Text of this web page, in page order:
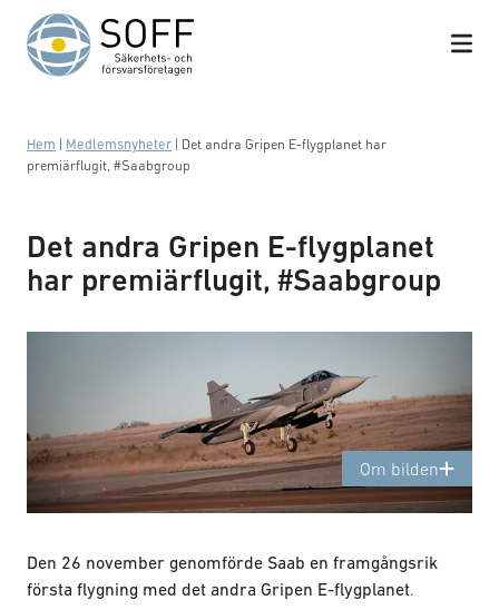
Hoppa till innehåll
Hem Medlemsnyheter
Det andra Gripen E-flygplanet har
premiärflugit, #Saabgroup
Det andra Gripen E-flygplanet
har premiärflugit, #Saabgroup
Om bilden
free of all use.
First Flight 39-9
181126
Den 26 november genomförde Saab en framgångsrik
första flygning med det andra Gripen E-flygplanet.